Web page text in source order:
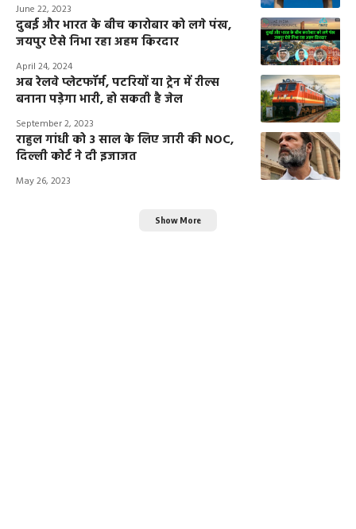
June 22, 2023
दुबई और भारत के बीच कारोबार को लगे पंख,
जयपुर ऐसे निभा रहा अहम किरदार
April 24, 2024
अब रेलवे प्लेटफॉर्म, पटरियों या ट्रेन में रील्स
बनाना पड़ेगा भारी, हो सकती है जेल
September 2, 2023
राहुल गांधी को 3 साल के लिए जारी की NOC,
दिल्ली कोर्ट ने दी इजाजत
May 26, 2023
Show More